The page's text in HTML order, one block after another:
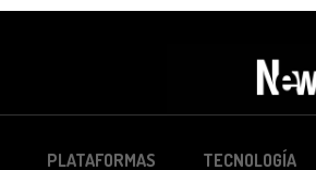
PLATAFORMAS TECNOLOGÍA